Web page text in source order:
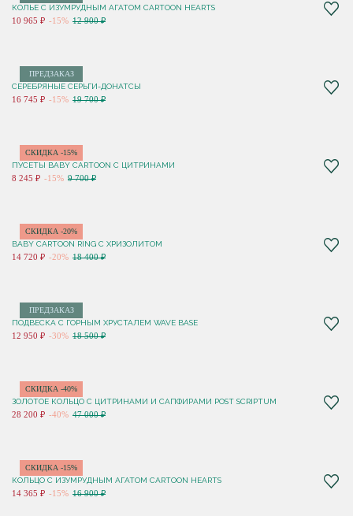
КОЛЬЕ C ИЗУМРУДНЫМ АГАТОМ CARTOON HEARTS
10 965 ₽ -15% 12 900 ₽
ПРЕДЗАКАЗ
СЕРЕБРЯНЫЕ СЕРЬГИ-ДОНАТСЫ
16 745 ₽ -15% 19 700 ₽
СКИДКА -15%
ПУСЕТЫ BABY CARTOON С ЦИТРИНАМИ
8 245 ₽ -15% 9 700 ₽
СКИДКА -20%
BABY CARTOON RING С ХРИЗОЛИТОМ
14 720 ₽ -20% 18 400 ₽
ПРЕДЗАКАЗ
ПОДВЕСКА С ГОРНЫМ ХРУСТАЛЕМ WAVE BASE
12 950 ₽ -30% 18 500 ₽
СКИДКА -40%
ЗОЛОТОЕ КОЛЬЦО С ЦИТРИНАМИ И САПФИРАМИ POST SCRIPTUM
28 200 ₽ -40% 47 000 ₽
СКИДКА -15%
КОЛЬЦО C ИЗУМРУДНЫМ АГАТОМ CARTOON HEARTS
14 365 ₽ -15% 16 900 ₽